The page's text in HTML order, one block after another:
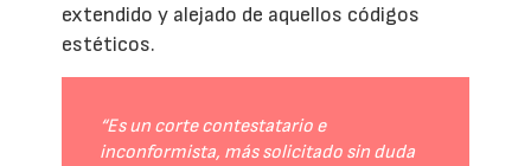
extendido y alejado de aquellos códigos
estéticos.
“Es un corte contestatario e
inconformista, más solicitado sin duda